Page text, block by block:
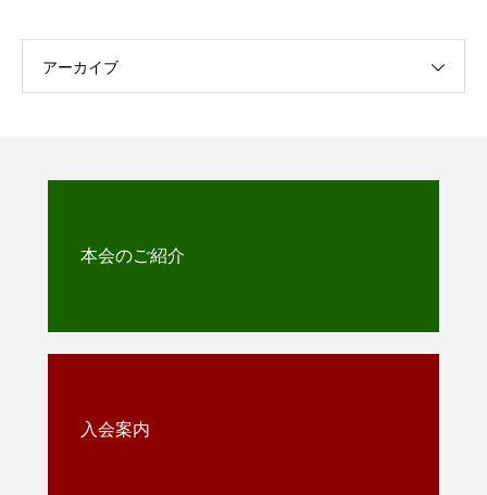
アーカイブ
本会のご紹介
入会案内